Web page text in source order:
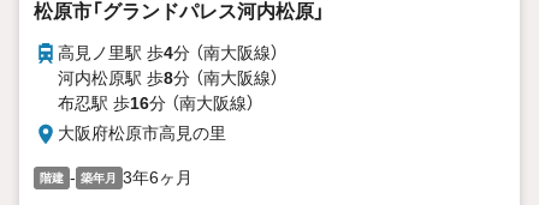
松原市「グランドパレス河内松原」
高見ノ里駅 歩4分 （南大阪線）
河内松原駅 歩8分 （南大阪線）
布忍駅 歩16分 （南大阪線）
大阪府松原市高見の里
階建 - 築年月 3年6ヶ月